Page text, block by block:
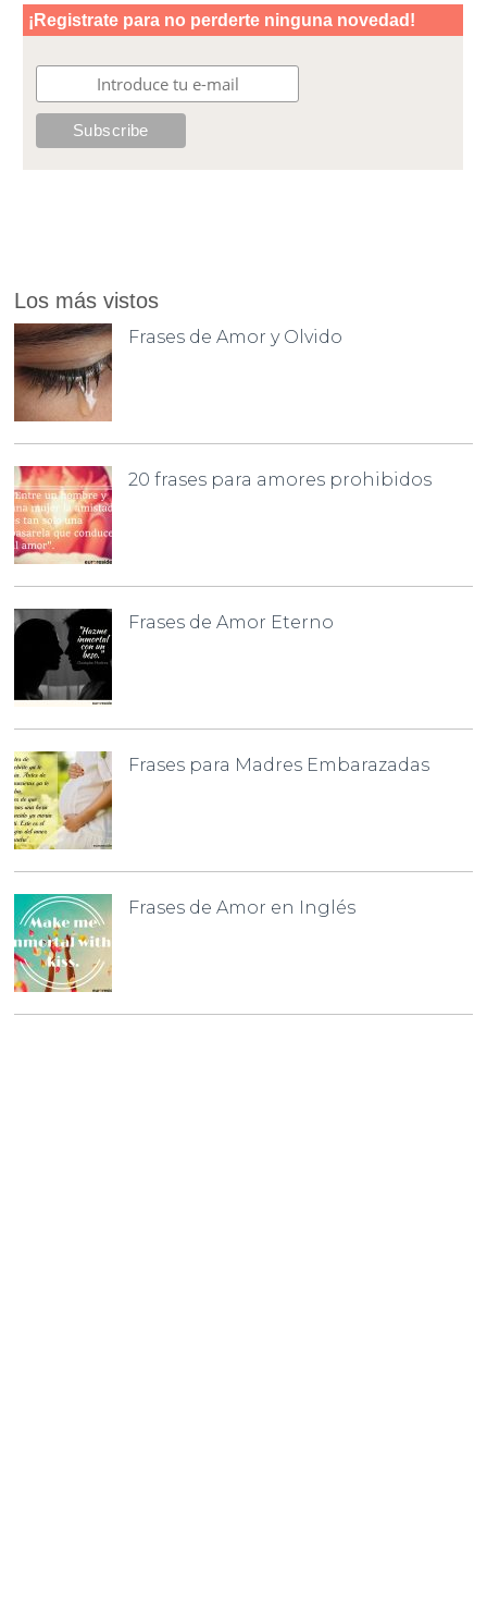
Los más vistos
Frases de Amor y Olvido
20 frases para amores prohibidos
Frases de Amor Eterno
Frases para Madres Embarazadas
Frases de Amor en Inglés